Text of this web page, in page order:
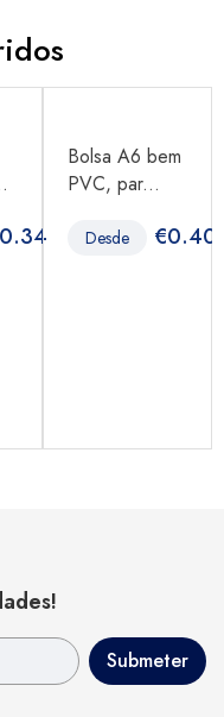
0.34
Bolsa A6 bem
PVC, par...
Desde €0.40